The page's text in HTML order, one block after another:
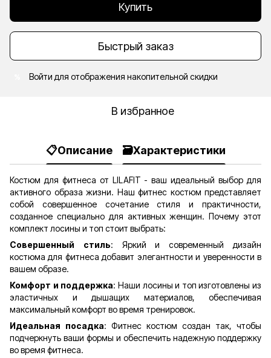
Купить
Быстрый заказ
Войти для отображения накопительной скидки
В избранное
📋Описание 🗃️Характеристики
Костюм для фитнеса от LILAFIT - ваш идеальный выбор для
активного образа жизни. Наш фитнес костюм представляет
собой совершенное сочетание стиля и практичности,
созданное специально для активных женщин. Почему этот
комплект лосины и топ стоит выбрать:
Совершенный стиль: Яркий и современный дизайн
костюма для фитнеса добавит элегантности и уверенности в
вашем образе.
Комфорт и поддержка: Наши лосины и топ изготовлены из
эластичных и дышащих материалов, обеспечивая
максимальный комфорт во время тренировок.
Идеальная посадка: Фитнес костюм создан так, чтобы
подчеркнуть ваши формы и обеспечить надежную поддержку
во время фитнеса.